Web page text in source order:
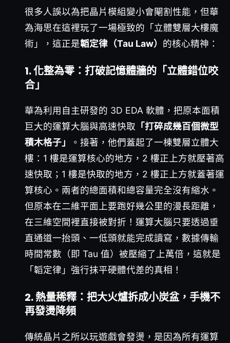
很多人誤以為把晶片模組變小會閹割性能，但華
為海思在這裡玩了一場極致的「立體雙層大樓魔
術」，這正是韜定律（Tau Law） 的核心精神：
1. 化整為零：打破記憶體牆的「立體錯位咬
合」
華為利用自主研發的 3D EDA 軟體，把原本面積
巨大的運算大腦與高速快取 「打碎成幾百個微型
積木格子」
。接著，他們蓋起了一棟雙層立體大
樓：1 樓是運算核心的地方，2 樓正上方就壓著高
速快取；1 樓是快取的地方，2 樓正上方就蓋著運
算核心。兩者的總面積和總容量完全沒有縮水。
但原本在二維平面上要跑好幾公里的漫長距離，
在三維空間裡直接被對折！運算大腦只要透過垂
直通道一抬頭、一低頭就能完成讀寫，數據傳輸
時間常數（即 Tau 值）被壓縮了上萬倍，這就是
「韜定律」強行抹平硬體代差的真相！
2. 熱量稀釋：把大火爐拆成小炭盆，手機不
再發燙降頻
傳統晶片之所以玩遊戲會發燙，是因為所有運算